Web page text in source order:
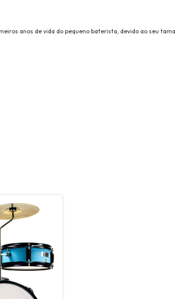
anos de vida do pequeno baterista, devido ao seu